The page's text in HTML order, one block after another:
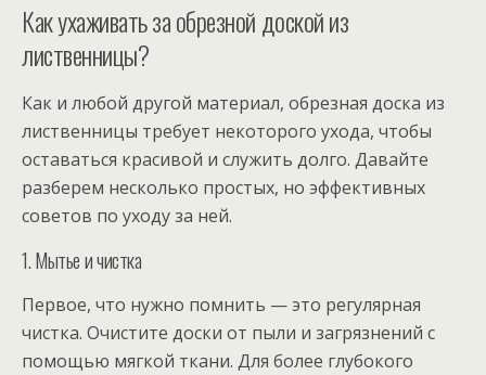
Как ухаживать за обрезной доской из
лиственницы?
Как и любой другой материал, обрезная доска из
лиственницы требует некоторого ухода, чтобы
оставаться красивой и служить долго. Давайте
разберем несколько простых, но эффективных
советов по уходу за ней.
1. Мытье и чистка
Первое, что нужно помнить — это регулярная
чистка. Очистите доски от пыли и загрязнений с
помощью мягкой ткани. Для более глубокого